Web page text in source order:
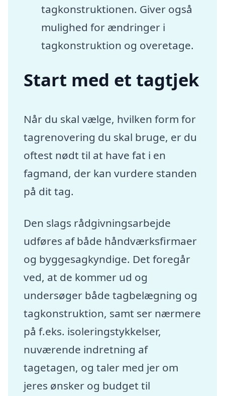
tagkonstruktionen. Giver også
mulighed for ændringer i
tagkonstruktion og overetage.
Start med et tagtjek
Når du skal vælge, hvilken form for
tagrenovering du skal bruge, er du
oftest nødt til at have fat i en
fagmand, der kan vurdere standen
på dit tag.
Den slags rådgivningsarbejde
udføres af både håndværksfirmaer
og byggesagkyndige. Det foregår
ved, at de kommer ud og
undersøger både tagbelægning og
tagkonstruktion, samt ser nærmere
på f.eks. isoleringstykkelser,
nuværende indretning af
tagetagen, og taler med jer om
jeres ønsker og budget til